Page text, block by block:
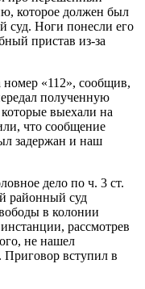
которое должен был
суд. Ноги понесли его
пристав из-за
«112», сообщив,
полученную
выехали на
что сообщение
задержан и наш
дело по ч. 3 ст.
районный суд
в колонии
рассмотрев
не нашел
Приговор вступил в